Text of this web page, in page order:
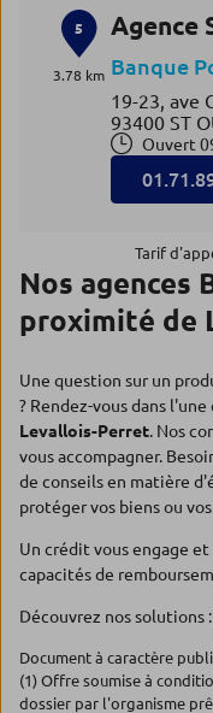
5
3.78 km
Agence
Banque
19-23, ave
93400 ST
Ouvert
Tarif
Nos agences
proximité de
Une question sur un
? Rendez-vous dans l'une
Levallois-Perret. Nos
vous accompagner.
de conseils en matière
protéger vos biens ou
Un crédit vous engage
capacités de
Découvrez nos solutions :
Document à caractère
(1) Offre soumise à
dossier par l'organisme